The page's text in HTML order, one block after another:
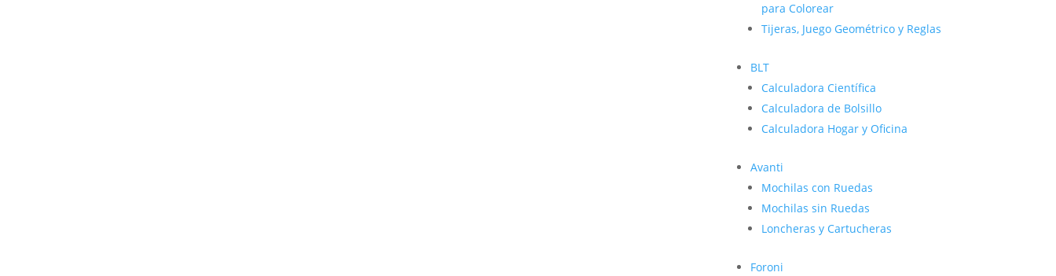
para Colorear
Tijeras, Juego Geométrico y Reglas
BLT
Calculadora Científica
Calculadora de Bolsillo
Calculadora Hogar y Oficina
Avanti
Mochilas con Ruedas
Mochilas sin Ruedas
Loncheras y Cartucheras
Foroni